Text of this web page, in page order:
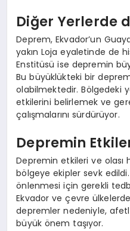
Diğer Yerlerde
Deprem, Ekvador’un
yakın Loja eyaletinde de
Enstitüsü ise depremin
Bu büyüklükteki bir
olabilmektedir. Bölgedeki
etkilerini belirlemek ve
çalışmalarını sürdürüyor.
Depremin
Depremin etkileri ve olası
bölgeye ekipler sevk
önlenmesi için gerekli
Ekvador ve çevre
depremler nedeniyle,
büyük önem taşıyor.